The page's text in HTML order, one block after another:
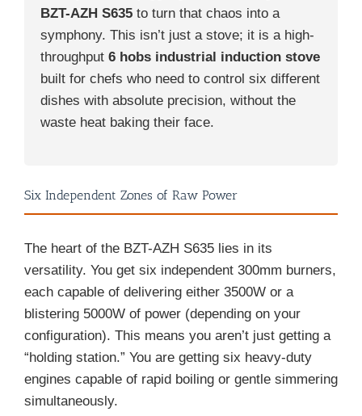
BZT-AZH S635 to turn that chaos into a
symphony. This isn’t just a stove; it is a high-
throughput 6 hobs industrial induction stove
built for chefs who need to control six different
dishes with absolute precision, without the
waste heat baking their face.
Six Independent Zones of Raw Power
The heart of the BZT-AZH S635 lies in its
versatility. You get six independent 300mm burners,
each capable of delivering either 3500W or a
blistering 5000W of power (depending on your
configuration). This means you aren’t just getting a
“holding station.” You are getting six heavy-duty
engines capable of rapid boiling or gentle simmering
simultaneously.